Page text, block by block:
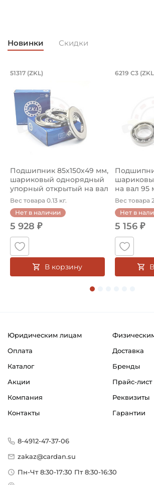
Новинки Скидки
Подшипник 85х150х49
51317 (ZKL)
Подшипник 85х150х49 мм,
шариковый однорядный
упорный открытый на вал
85...
Вес товара 0.13 кг.
Нет в наличии
5 928 ₽
В корзину
6219 C3
на вал 95
Ар...
Вес товара
Нет в
5 156 ₽
Юридическим лицам
Оплата
Доставка
Каталог
Бренды
Акции
Прайс-лист
Компания
Реквизиты
Контакты
Гарантии
8-4912-47-37-06
zakaz@cardan.su
Пн-Чт 8:30-17:30 Пт 8:30-16:30